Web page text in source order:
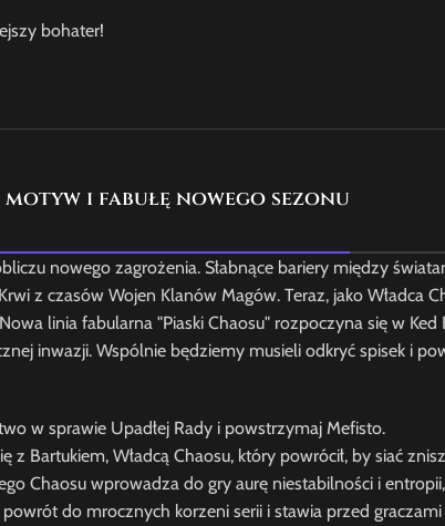
bohater!
i fabułę nowego sezonu
nowego zagrożenia. Słabnące bariery między
z czasów Wojen Klanów Magów. Teraz, jako Władca
linia fabularna "Piaski Chaosu" rozpoczyna się w
inwazji. Wspólnie będziemy musieli odkryć spisek i
w sprawie Upadłej Rady i powstrzymaj Mefisto.
z Bartukiem, Władcą Chaosu, który powrócił, by siać
Chaosu wprowadza do gry aurę niestabilności i
powrót do mrocznych korzeni serii i stawia przed